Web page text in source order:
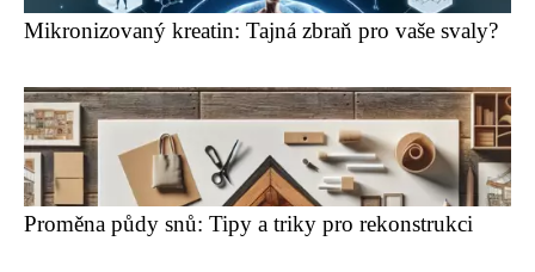
Mikronizovaný kreatin: Tajná zbraň pro vaše svaly?
Proměna půdy snů: Tipy a triky pro rekonstrukci